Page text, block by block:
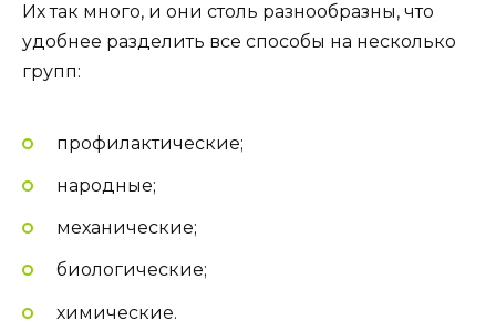
Их так много, и они столь разнообразны, что
удобнее разделить все способы на несколько
групп:
профилактические;
народные;
механические;
биологические;
химические.